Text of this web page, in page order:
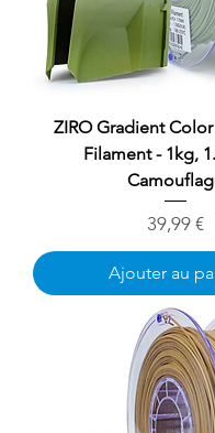
ZIRO Gradient
Filament - 1kg,
Prix
39,99 €
Ajouter au